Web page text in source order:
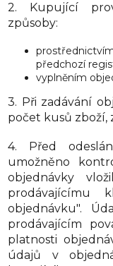
2. Kupující
způsoby:
předchozí
vyplněním
3. Při zadávání
počet kusů zboží,
4. Před
umožněno
objednávky
prodávajícímu
objednávku".
prodávajícím
platnosti
údajů v